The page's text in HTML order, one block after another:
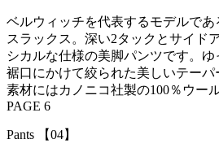
ベルウィッチを代表するモデルで
スラックス。深い2タックとサイド
シカルな仕様の美脚パンツです。ゆ
裾口にかけて絞られた美しいテーパ
素材にはカノニコ社製の100％ウー
PAGE 6
Pants 【04】